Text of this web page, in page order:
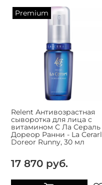
Premium
Relent Антивозрастная
сыворотка для лица с
витамином С Ла Сераль
Дореор Ранни - La Cerarl
Doreor Runny, 30 мл
17 870 руб.